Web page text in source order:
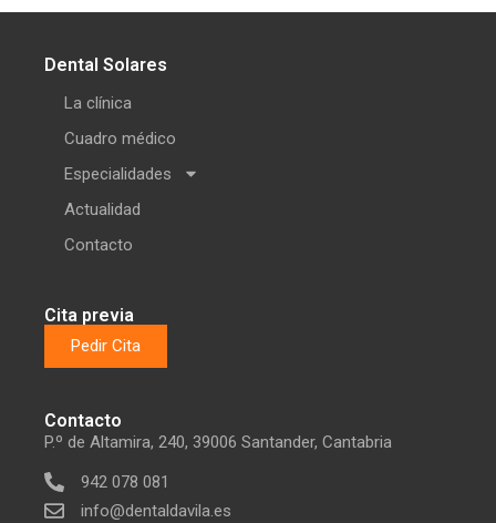
Dental Solares
La clínica
Cuadro médico
Especialidades
Actualidad
Contacto
Cita previa
Pedir Cita
Contacto
P.º de Altamira, 240, 39006 Santander, Cantabria
942 078 081
info@dentaldavila.es